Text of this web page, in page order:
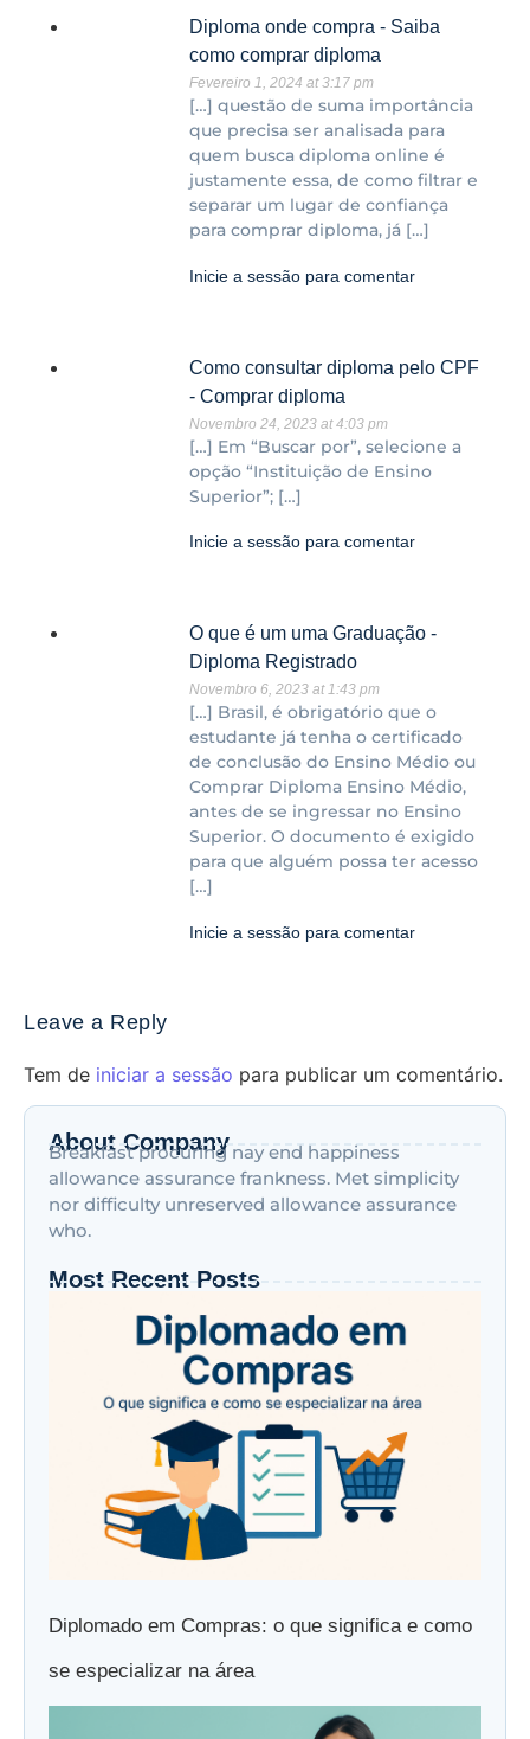
Diploma onde compra - Saiba
como comprar diploma
Fevereiro 1, 2024 at 3:17 pm
[…] questão de suma importância
que precisa ser analisada para
quem busca diploma online é
justamente essa, de como filtrar e
separar um lugar de confiança
para comprar diploma, já […]
Inicie a sessão para comentar
Como consultar diploma pelo CPF
- Comprar diploma
Novembro 24, 2023 at 4:03 pm
[…] Em “Buscar por”, selecione a
opção “Instituição de Ensino
Superior”; […]
Inicie a sessão para comentar
O que é um uma Graduação -
Diploma Registrado
Novembro 6, 2023 at 1:43 pm
[…] Brasil, é obrigatório que o
estudante já tenha o certificado
de conclusão do Ensino Médio ou
Comprar Diploma Ensino Médio,
antes de se ingressar no Ensino
Superior. O documento é exigido
para que alguém possa ter acesso
[…]
Inicie a sessão para comentar
Leave a Reply
Tem de iniciar a sessão para publicar um comentário.
About Company
Breakfast procuring nay end happiness
allowance assurance frankness. Met simplicity
nor difficulty unreserved allowance assurance
who.
Most Recent Posts
Diplomado em Compras: o que significa e como
se especializar na área